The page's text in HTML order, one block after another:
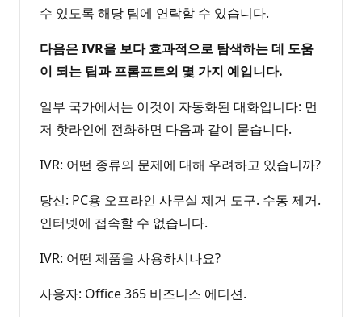
수 있도록 해당 팀에 연락할 수 있습니다.
다음은 IVR을 보다 효과적으로 탐색하는 데 도움
이 되는 팁과 프롬프트의 몇 가지 예입니다.
일부 국가에서는 이것이 자동화된 대화입니다: 먼
저 핫라인에 전화하면 다음과 같이 묻습니다.
IVR: 어떤 종류의 문제에 대해 우려하고 있습니까?
당신: PC용 오프라인 사무실 제거 도구. 수동 제거.
인터넷에 접속할 수 없습니다.
IVR: 어떤 제품을 사용하시나요?
사용자: Office 365 비즈니스 에디션.